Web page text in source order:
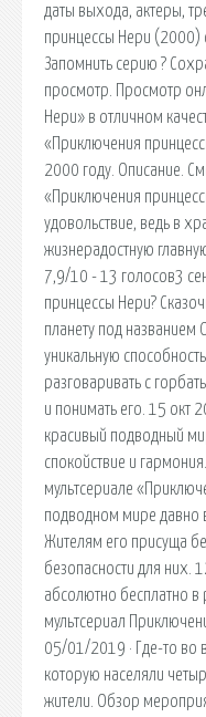
даты выхода, актеры,
принцессы Нери (2000)
Запомнить серию ?
просмотр. Просмотр
Нери» в отличном
«Приключения
2000 году. Описание.
«Приключения
удовольствие, ведь в
жизнерадостную
7,9/10 - 13 голосов3
принцессы Нери?
планету под названием
уникальную
разговаривать с
и понимать его. 15 окт
красивый подводный
спокойствие и
мультсериале
подводном мире давно
Жителям его присуща
безопасности для них.
абсолютно бесплатно
мультсериал
05/01/2019 · Где-то во
которую населяли
жители. Обзор